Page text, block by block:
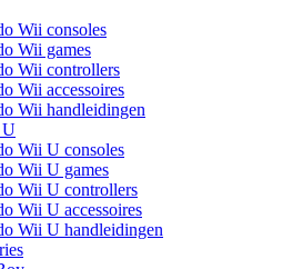
Wii consoles
Wii games
Wii controllers
Wii accessoires
Wii handleidingen
U
Wii U consoles
Wii U games
Wii U controllers
Wii U accessoires
Wii U handleidingen